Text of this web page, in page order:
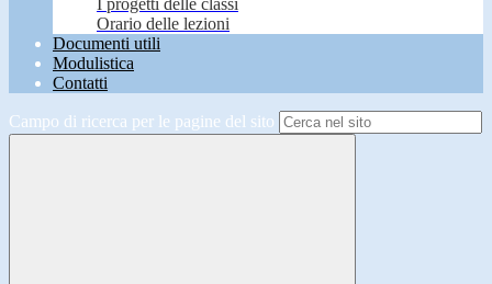
I progetti delle classi
Orario delle lezioni
Documenti utili
Modulistica
Contatti
Campo di ricerca per le pagine del sito